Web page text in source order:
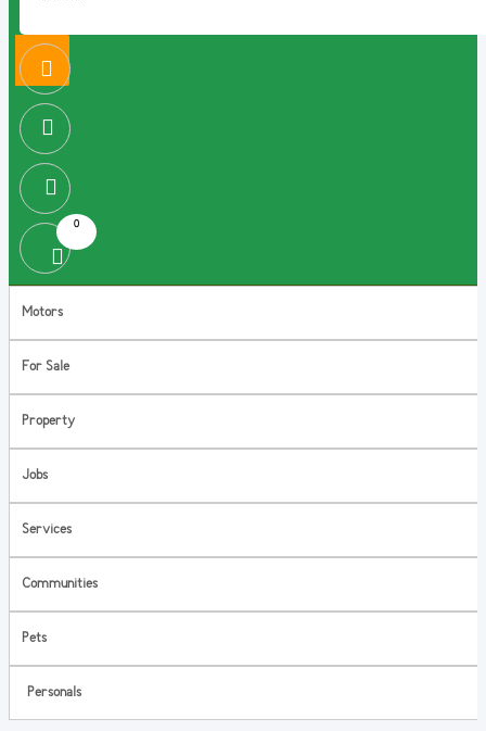
0
Motors
For Sale
Property
Jobs
Services
Communities
Pets
Personals